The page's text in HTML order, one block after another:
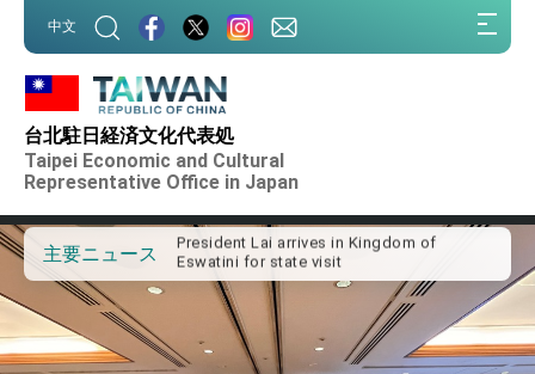
中文
台北駐日経済文化代表処
Taipei Economic and Cultural
Representative Office in Japan
主要ニュース
Important Remarks of the Ministry of
Foreign Affairs
Taiwan government to open office in
Arizona, advancing Taiwan-US exchanges
and cooperation
Eswatini for state visit
VP Hsiao addresses 41st Space
Symposium
Taiwan’s economic growth is a priority for
President Lai
President Lai’s remarks for Lunar New
Year